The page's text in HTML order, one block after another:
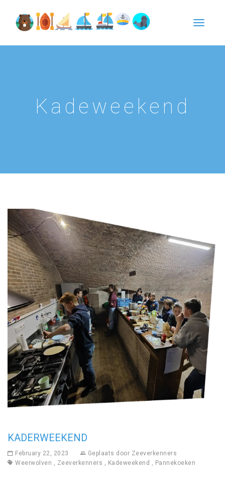
Kadeweekend
KADERWEEKEND
February 22, 2023 Geplaats door Zeeverkenners
Weerwolven , Zeeverkenners , Kadeweekend , Pannekoeken